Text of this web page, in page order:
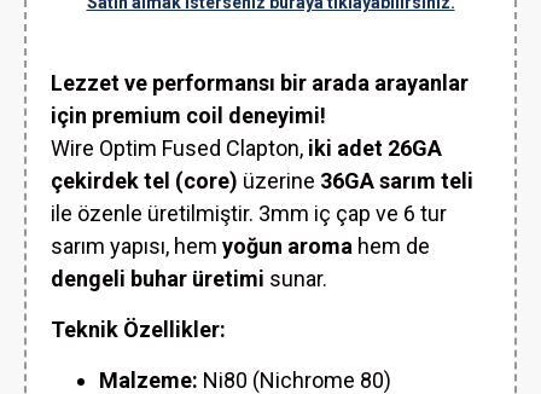
Lezzet ve performansı bir arada arayanlar
için premium coil deneyimi!
Wire Optim Fused Clapton, iki adet 26GA
çekirdek tel (core) üzerine 36GA sarım teli
ile özenle üretilmiştir. 3mm iç çap ve 6 tur
sarım yapısı, hem yoğun aroma hem de
dengeli buhar üretimi sunar.
Teknik Özellikler:
Malzeme: Ni80 (Nichrome 80)